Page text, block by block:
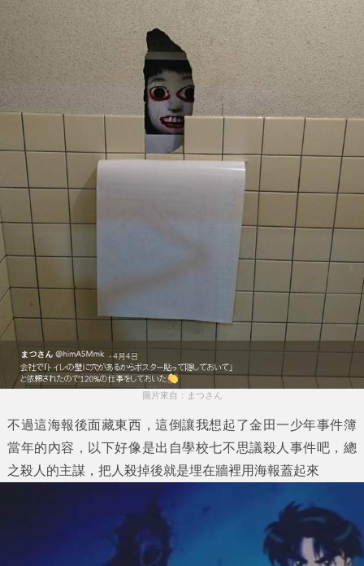
圖片來自：まつさん
不過這海報後面藏東西，這倒讓我想起了金田一少年事件簿
當年的內容，以下好像是出自學校七不思議殺人事件吧，總
之殺人的主謀，把人殺掉後就是埋在牆裡用海報蓋起來